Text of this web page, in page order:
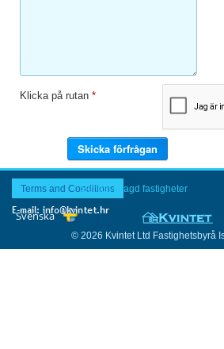
Klicka på rutan *
Terms and ConditionsSenast inlagd fastigheter
© 2026 Kvintet Ltd Fastighetsbyrå